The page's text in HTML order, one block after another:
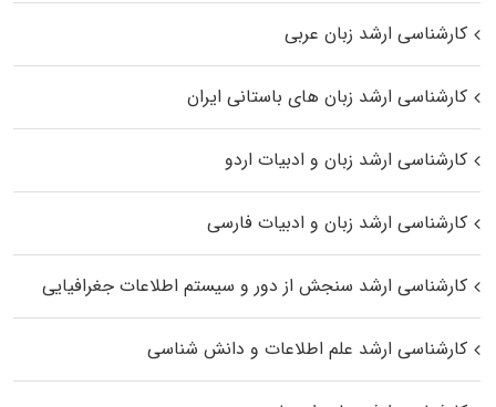
کارشناسی ارشد زبان عربی
کارشناسی ارشد زبان‌ های باستانی ایران
کارشناسی ارشد زبان و ادبیات اردو
کارشناسی ارشد زبان و ادبیات فارسی
کارشناسی ارشد سنجش از دور و سیستم اطلاعات جغرافیایی
کارشناسی ارشد علم اطلاعات و دانش شناسی